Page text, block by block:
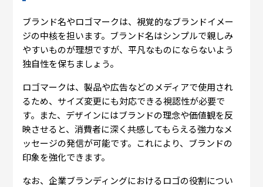
ブランド名やロゴマークは、視覚的なブランドイメー
ジの中核を担います。ブランド名はシンプルで親しみ
やすいものが理想ですが、平凡なものにならないよう
独自性を保ちましょう。
ロゴマークは、製品や広告などのメディアで使用され
るため、サイズ変更にも対応できる視認性が必要で
す。また、デザインにはブランドの理念や価値観を反
映させると、消費者に深く共感してもらえる強力なメ
ッセージの発信が可能です。これにより、ブランドの
印象を強化できます。
なお、企業ブランディングにおけるロゴの役割につい